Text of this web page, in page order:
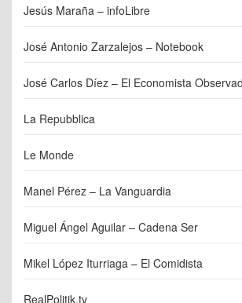
Jesús Maraña – infoLibre
José Antonio Zarzalejos – Notebook
José Carlos Díez – El Economista
La Repubblica
Le Monde
Manel Pérez – La Vanguardia
Miguel Ángel Aguilar – Cadena Ser
Mikel López Iturriaga – El Comidista
RealPolitik.tv